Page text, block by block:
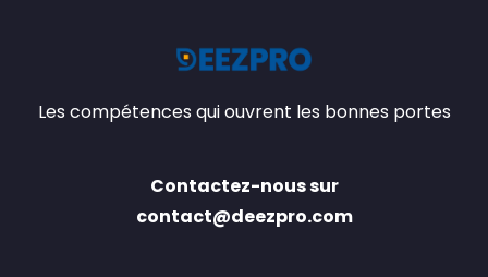
Les compétences qui ouvrent les bonnes portes
Contactez-nous sur
contact@deezpro.com